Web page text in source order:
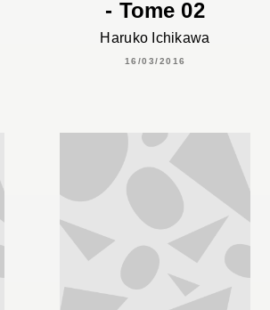
- Tome 02
Haruko Ichikawa
16/03/2016